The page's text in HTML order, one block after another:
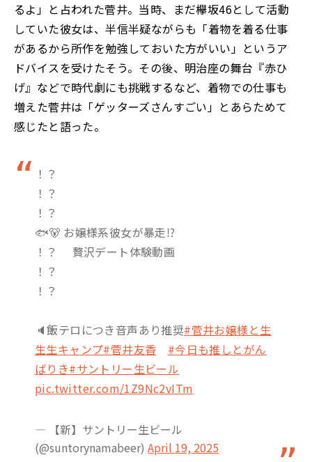
るよ」と占われた菅井。当時、まだ欅坂46として活動
していた彼女は、半信半疑ながらも「着物を着る仕事
があるから所作を勉強しておいた方がいい」というア
ドバイスを受けたそう。その後、明治座の舞台『赤ひ
げ』などで時代劇にも挑戦するなど、着物での仕事も
増えた菅井は「ゲッターズさんすごい」とあらためて
感じたと語った。
！？
！？
！？
🐟🐻 お嬢様系彼女が暴走⁉️
！？ 贅沢デート体験動画
！？
！？
🔈飯テロにつき音声あり推奨#菅井お嬢様と生
生生キャンプ#菅井友香
#今日も推しとがん
ばりき#サントリー生ビール
pic.twitter.com/1Z9Nc2vITm
— 【新】サントリー生ビール
(@suntorynamabeer) April 19, 2025